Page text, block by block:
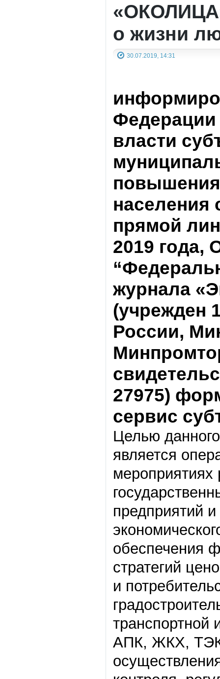
о жизни
30.07.2019, 14:31
Федерации
власти
повышения
населения
прямой
2019 года,
журнала
(учрежден
России,
27975)
сервис
Целью
является
предприятий
обеспечения
стратегий
и
транспортной
АПК, ЖКХ, ТЭК